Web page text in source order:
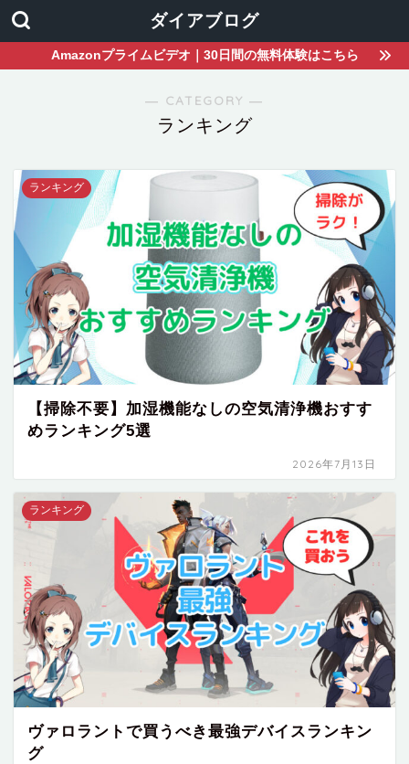
ダイアブログ
Amazonプライムビデオ｜30日間の無料体験はこちら
― CATEGORY ―
ランキング
ランキング
【掃除不要】加湿機能なしの空気清浄機おすす
めランキング5選
2026年7月13日
ランキング
ヴァロラントで買うべき最強デバイスランキン
グ